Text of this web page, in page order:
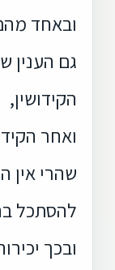
ובאחד
גם הענין
הקידושין,
ואחר
שהרי אין
להסתכל
ובכך